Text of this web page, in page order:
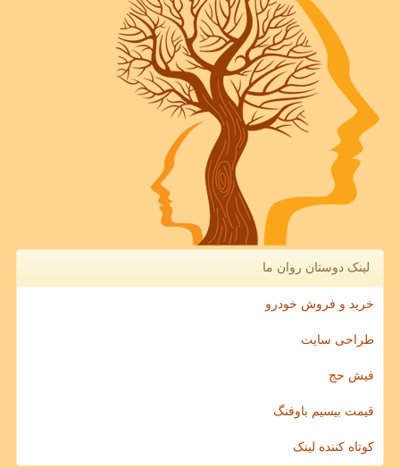
لینک دوستان روان ما
خرید و فروش خودرو
طراحی سایت
فیش حج
قیمت بیسیم باوفنگ
کوتاه کننده لینک